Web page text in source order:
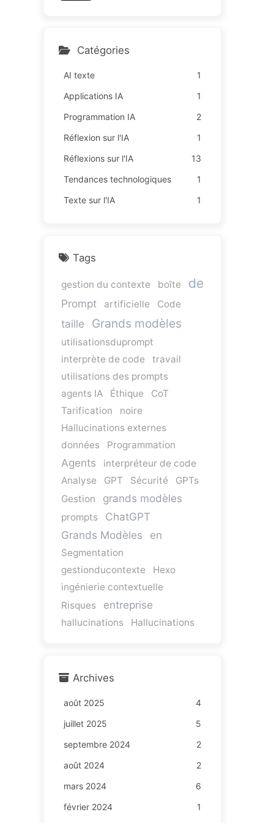
souffrances chez les empl
Catégories
AI texte
1
Applications IA
1
Programmation IA
2
Réflexion sur l'IA
1
Réflexions sur l'IA
13
Tendances technologiques
1
Texte sur l'IA
1
Tags
gestion du contexte boîte de
Prompt artificielle Code
taille Grands modèles
utilisationsduprompt
interprète de code
travail
utilisations des prompts
agents IA
Éthique
CoT
Tarification
noire
Hallucinations externes
données
Programmation
Agents
interpréteur de code
Analyse
GPT Sécurité
GPTs
Gestion
grands modèles
prompts
ChatGPT
Grands Modèles
en
Segmentation
gestionducontexte
Hexo
ingénierie contextuelle
Risques
entreprise
hallucinations Hallucinations
Archives
août 2025
4
juillet 2025
5
septembre 2024
2
août 2024
2
mars 2024
6
février 2024
1